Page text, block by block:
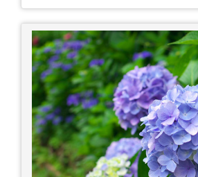
イは白にフチが紫のが特に素敵
中１次男が小学校の修学旅行で
お昼を食べてお勧めという「玉
し巻き卵はとてもおいしかった
のハスは時期が早かったですが
うなぁ。 それでは、皆さん、梅雨冷えの日もござ
いますが、お元気でお過ごし下